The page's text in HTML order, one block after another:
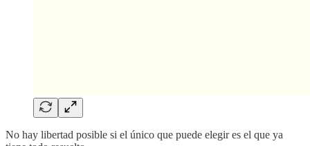
No hay libertad posible si el único que puede elegir es el que ya